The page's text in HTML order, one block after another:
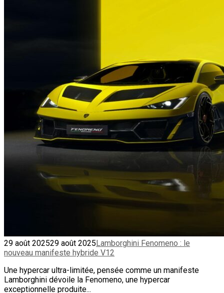
29 août 202529 août 2025Lamborghini Fenomeno : le
nouveau manifeste hybride V12
Une hypercar ultra-limitée, pensée comme un manifeste
Lamborghini dévoile la Fenomeno, une hypercar
exceptionnelle produite...